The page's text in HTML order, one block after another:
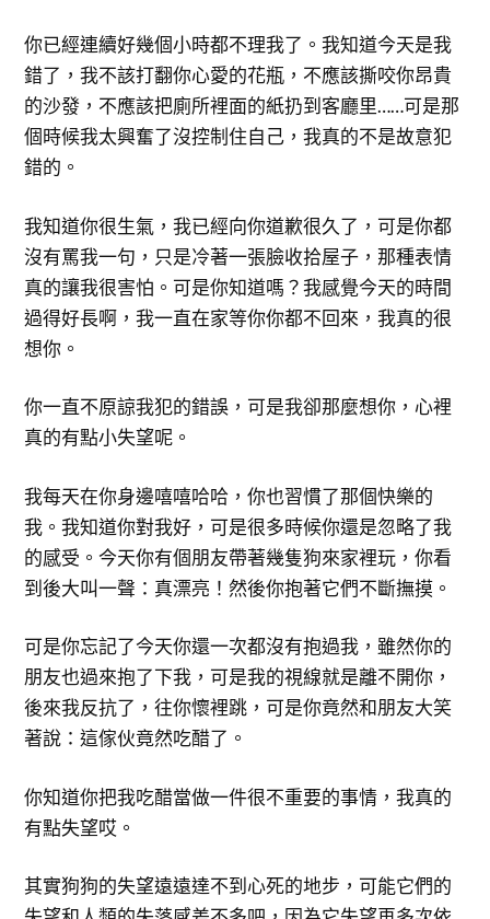
你已經連續好幾個小時都不理我了。我知道今天是我
錯了，我不該打翻你心愛的花瓶，不應該撕咬你昂貴
的沙發，不應該把廁所裡面的紙扔到客廳里……可是那
個時候我太興奮了沒控制住自己，我真的不是故意犯
錯的。
我知道你很生氣，我已經向你道歉很久了，可是你都
沒有罵我一句，只是冷著一張臉收拾屋子，那種表情
真的讓我很害怕。可是你知道嗎？我感覺今天的時間
過得好長啊，我一直在家等你你都不回來，我真的很
想你。
你一直不原諒我犯的錯誤，可是我卻那麼想你，心裡
真的有點小失望呢。
我每天在你身邊嘻嘻哈哈，你也習慣了那個快樂的
我。我知道你對我好，可是很多時候你還是忽略了我
的感受。今天你有個朋友帶著幾隻狗來家裡玩，你看
到後大叫一聲：真漂亮！然後你抱著它們不斷撫摸。
可是你忘記了今天你還一次都沒有抱過我，雖然你的
朋友也過來抱了下我，可是我的視線就是離不開你，
後來我反抗了，往你懷裡跳，可是你竟然和朋友大笑
著說：這傢伙竟然吃醋了。
你知道你把我吃醋當做一件很不重要的事情，我真的
有點失望哎。
其實狗狗的失望遠遠達不到心死的地步，可能它們的